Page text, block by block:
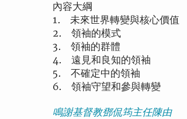
內容大綱
1. 未來世界轉變與核心價值
2. 領袖的模式
3. 領袖的群體
4. 遠見和良知的領袖
5. 不確定中的領袖
6. 領袖守望和參與轉變
鳴謝基督教鄧侃筠主任陳由